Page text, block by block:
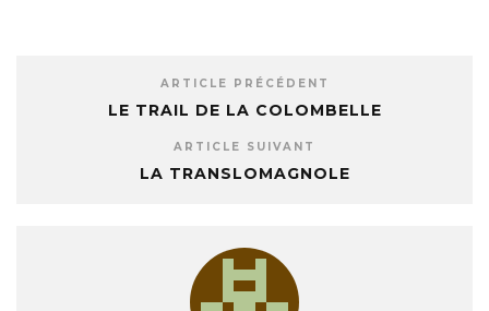
ARTICLE PRÉCÉDENT
LE TRAIL DE LA COLOMBELLE
ARTICLE SUIVANT
LA TRANSLOMAGNOLE